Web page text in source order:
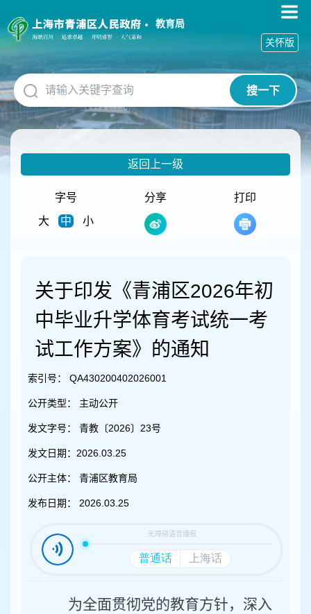
障
碍
作
说
明
跳
到
网
教育局
搜一下
关怀版
返回上一级
字号
大
中 小
分享 打印
关于印发《青浦区2026年初
中毕业升学体育考试统一考
试工作方案》的通知
索引号： QA430200402026001
公开类型： 主动公开
发文字号： 青教〔2026〕23号
发文日期： 2026.03.25
公开主体： 青浦区教育局
发布日期： 2026.03.25
为全面贯彻党的教育方针，深入